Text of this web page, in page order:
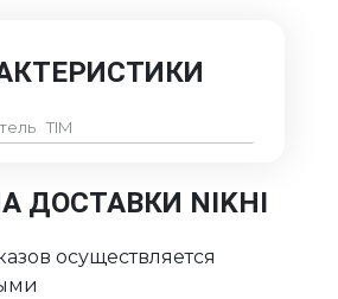
TIM
ДОСТАВКИ NIKHI
осуществляется